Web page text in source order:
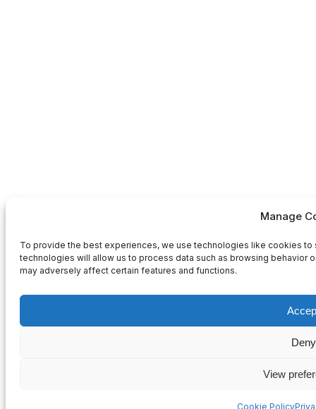
Manage
To provide the best experiences, we use technologies like cookies
technologies will allow us to process data such as browsing behavior
may adversely affect certain features and functions.
Deny
View
Cookie Policy